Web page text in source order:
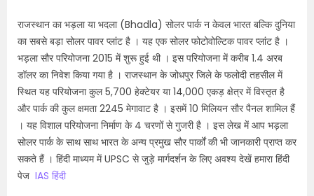
राजस्थान का भड़ला या भदला (Bhadla) सोलर पार्क न केवल भारत बल्कि दुनिया
का सबसे बड़ा सोलर पावर प्लांट है । यह एक सोलर फोटोवोल्टिक पावर प्लांट है ।
भड़ला सौर परियोजना 2015 में शुरू हुई थी । इस परियोजना में करीब 1.4 अरब
डॉलर का निवेश किया गया है । राजस्थान के जोधपुर जिले के फलोदी तहसील में
स्थित यह परियोजना कुल 5,700 हेक्टेयर या 14,000 एकड़ क्षेत्र में विस्तृत है
और पार्क की कुल क्षमता 2245 मेगावाट है । इसमें 10 मिलियन सौर पैनल शामिल हैं
। यह विशाल परियोजना निर्माण के 4 चरणों से गुजरी है । इस लेख में आप भड़ला
सोलर पार्क के साथ साथ भारत के अन्य प्रमुख सौर पार्कों की भी जानकारी प्राप्त कर
सकते हैं । हिंदी माध्यम में UPSC से जुड़े मार्गदर्शन के लिए अवश्य देखें हमारा हिंदी
पेज IAS हिंदी